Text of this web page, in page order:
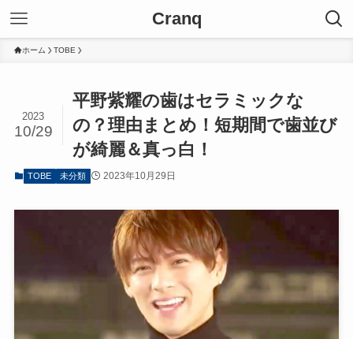
Cranq
ホーム TOBE
平野紫耀の歯はセラミックな
の？理由まとめ！短期間で歯並び
が綺麗＆真っ白！
2023
10/29
TOBE 未分類 2023年10月29日